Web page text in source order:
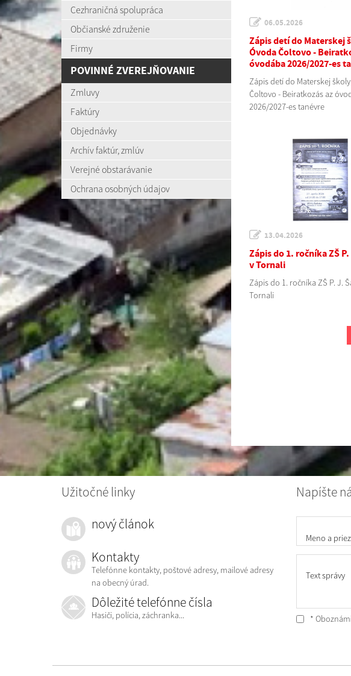
Cezhraničná spolupráca
Občianské združenie
Firmy
POVINNÉ ZVEREJŇOVANIE
Zmluvy
Faktúry
Objednávky
Archív faktúr, zmlúv
Verejné obstarávanie
Ochrana osobných údajov
06.05.2026
Zápis detí do Materskej
Óvoda Čoltovo -
óvodába 2026/2027-es
Zápis detí do Materskej
Čoltovo - Beiratkozás az
2026/2027-es tanévre
13.04.2026
Zápis do 1. ročníka ZŠ
v Tornali
Zápis do 1. ročníka ZŠ P. J.
Tornali
Napíšte
Meno a
Text správy
*
Užitočné linky
nový článok
Kontakty
Telefónne kontakty, poštové adresy, mailové adresy
na obecný úrad.
Dôležité telefónne čísla
Hasiči, polícia, záchranka...